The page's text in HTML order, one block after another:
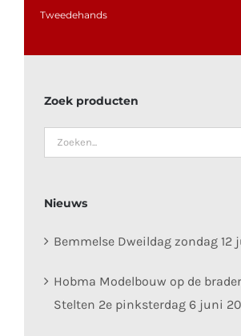
Tweedehands
Zoek producten
Nieuws
Bemmelse Dweildag zondag 12
Hobma Modelbouw op de
Stelten 2e pinksterdag 6 juni